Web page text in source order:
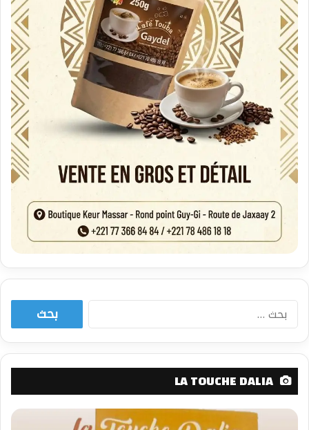
البحث
LA TOUCHE DALIA